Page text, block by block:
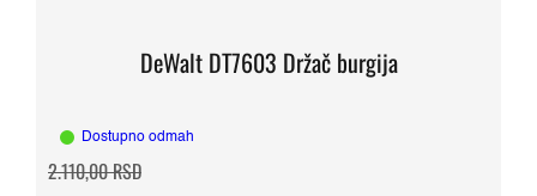
DeWalt DT7603 Držač burgija
Dostupno odmah
2.110,00RSDOriginalna
cena
Trenutna
cena